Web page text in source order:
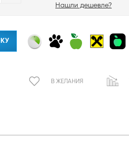
Нашли дешевле?
В ЖЕЛАНИЯ